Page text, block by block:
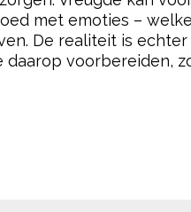
met emoties –
De realiteit is
voorbereiden,